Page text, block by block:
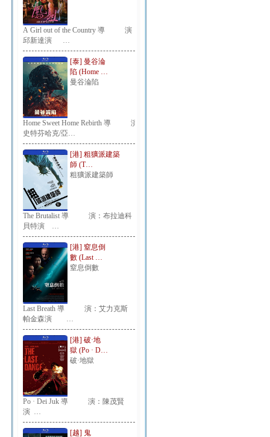
A Girl out of the Country 導 演：
邱新達演 …
[泰] 曼谷淪
陷 (Home …
曼谷淪陷
Home Sweet Home Rebirth 導 演：
史特芬哈克/亞…
[港] 粗獷派建築
師 (T…
粗獷派建築師
The Brutalist 導 演：布拉迪科
貝特演 …
[港] 窒息倒
數 (Last …
窒息倒數
Last Breath 導 演：艾力克斯
帕金森演 …
[港] 破·地
獄 (Po · D…
破·地獄
Po · Dei Juk 導 演：陳茂賢
演 …
[越] 鬼